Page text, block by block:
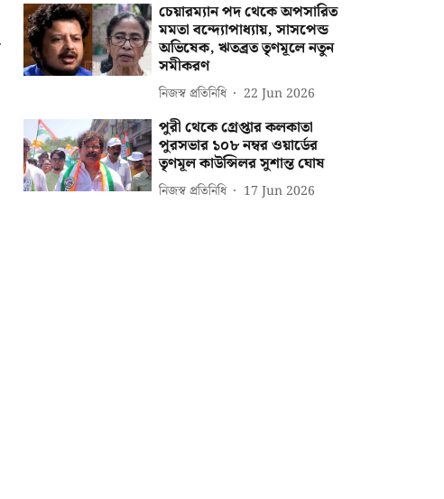
চেয়ারম্যান পদ থেকে অপসারিত
মমতা বন্দ্যোপাধ্যায়, সাসপেন্ড
অভিষেক, ঋতব্রত তৃণমূলে নতুন
সমীকরণ
নিজস্ব প্রতিনিধি 22 Jun 2026
পুরী থেকে গ্রেপ্তার কলকাতা
পুরসভার ১০৮ নম্বর ওয়ার্ডের
তৃণমূল কাউন্সিলর সুশান্ত ঘোষ
নিজস্ব প্রতিনিধি 17 Jun 2026